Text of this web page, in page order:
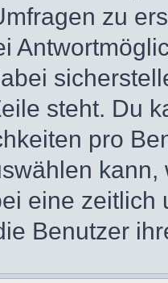
zu
steht. Du
pro
eine
Benutzer